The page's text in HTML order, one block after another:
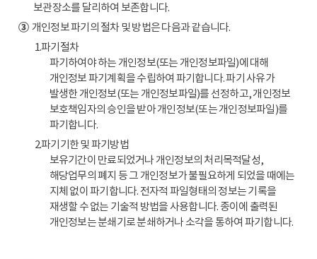
보관장소를 달리하여 보존합니다.
③개인정보 파기의 절차 및 방법은 다음과 같습니다.
1.파기절차
파기하여야 하는 개인정보(또는 개인정보파일)에 대해
개인정보 파기계획을 수립하여 파기합니다. 파기 사유가
발생한 개인정보(또는 개인정보파일)를 선정하고, 개인정보
보호책임자의 승인을 받아 개인정보(또는 개인정보파일)를
파기합니다.
2.파기기한 및 파기방법
보유기간이 만료되었거나 개인정보의 처리목적달성,
해당업무의 폐지 등 그 개인정보가 불필요하게 되었을 때에는
지체 없이 파기합니다. 전자적 파일형태의 정보는 기록을
재생할 수 없는 기술적 방법을 사용합니다. 종이에 출력된
개인정보는 분쇄기로 분쇄하거나 소각을 통하여 파기합니다.